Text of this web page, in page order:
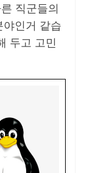
직군들의
인거 같습
두고 고민